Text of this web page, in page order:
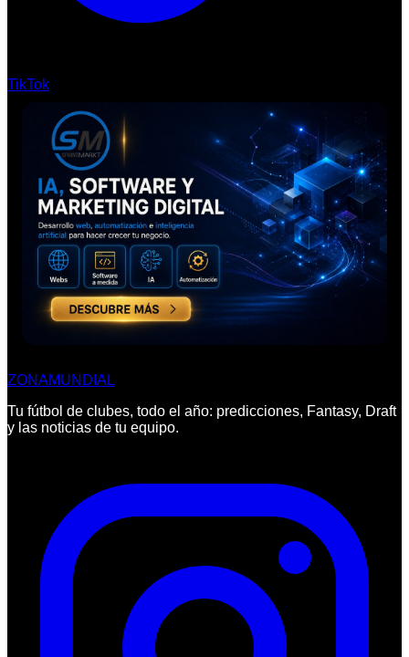
TikTok
ZONAMUNDIAL
Tu fútbol de clubes, todo el año: predicciones, Fantasy, Draft
y las noticias de tu equipo.